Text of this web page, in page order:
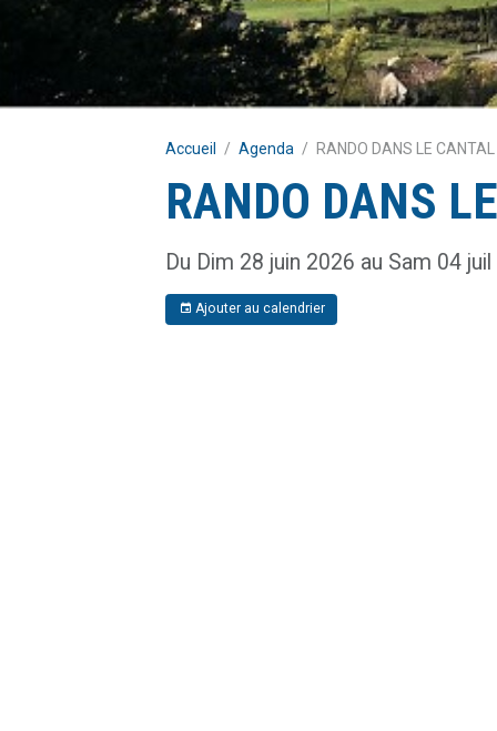
Accueil Agenda RANDO DANS LE
RANDO DANS
Du Dim 28 juin 2026 au Sam 04
Ajouter au calendrier